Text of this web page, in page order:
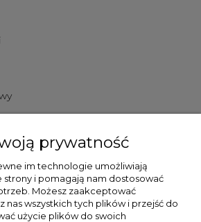
prywatność
im technologie umożliwiają
strony i pomagają nam dostosować
Możesz zaakceptować
nas wszystkich tych plików i przejść do
użycie plików do swoich